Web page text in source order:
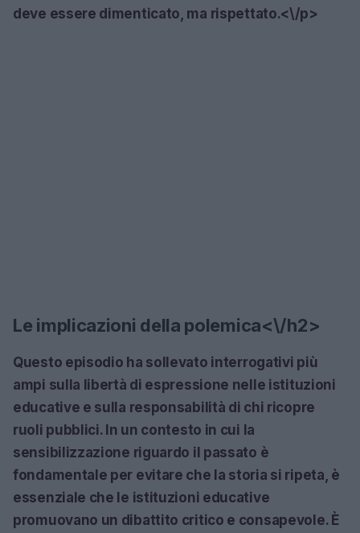
deve essere dimenticato, ma rispettato.<\/p>
Le implicazioni della polemica<\/h2>
Questo episodio ha sollevato interrogativi più
ampi sulla libertà di espressione nelle istituzioni
educative e sulla responsabilità di chi ricopre
ruoli pubblici. In un contesto in cui la
sensibilizzazione riguardo il passato è
fondamentale per evitare che la storia si ripeta, è
essenziale che le istituzioni educative
promuovano un dibattito critico e consapevole. È